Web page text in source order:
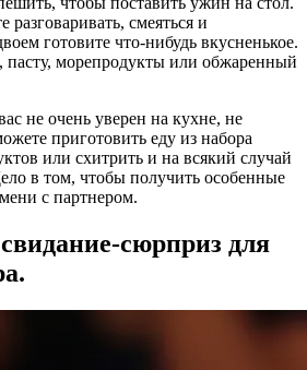
смеяться и
готовите что-нибудь вкусненькое.
морепродукты или обжаренный
не очень уверен на кухне, не
приготовить еду из набора
или схитрить и на всякий случай
в том, чтобы получить особенные
с партнером.
сюрприз для